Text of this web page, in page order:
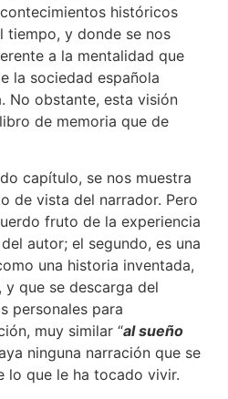
históricos
tiempo, y donde se nos
a la mentalidad que
la sociedad española
No obstante, esta visión
de memoria que de
capítulo, se nos muestra
de vista del narrador. Pero
fruto de la experiencia
autor; el segundo, es una
una historia inventada,
que se descarga del
personales para
muy similar “al sueño
ninguna narración que se
lo que le ha tocado vivir.